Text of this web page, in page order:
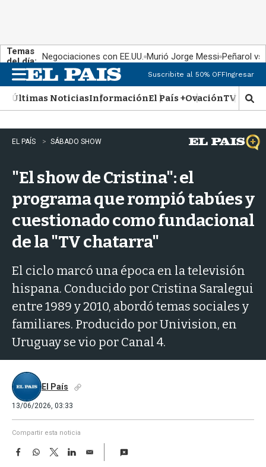
Temas
del día: Negociaciones con EE.UU. Murió Jorge Messi Peñarol
n
u
Suscribite al 50% OFFIngresar
Últimas NoticiasInformaciónEl País +OvaciónTV Show
M
o
s
t
r
�
s
q
EL PAÍS SÁBADO SHOW
"El show de Cristina": el
programa que rompió tabúes y
cuestionado como fundacional
de la "TV chatarra"
El ciclo marcó una época en la televisión
hispana. Conducido por Cristina Saralegui
entre 1989 y 2010, abordó temas sociales y
familiares. Producido por Univision, en
Uruguay se vio por Canal 4.
El País
13/06/2026, 03:33
Compartir esta noticia
F
W
T
w
L
E